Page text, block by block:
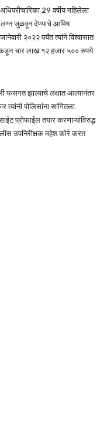
29 वर्षीय महिलेला
लग्न जुळवून देण्याचे आमिष
२०२२ पर्यंत त्यांने विश्वासात
चार लाख १२ हजार ५०० रुपये
फसगत झाल्याचे लक्षात आल्यानंतर
पोलिसांना सांगितला.
प्रोफाईल तयार करणाऱ्यांविरुद्ध
उपनिरीक्षक महेश कोरे करत